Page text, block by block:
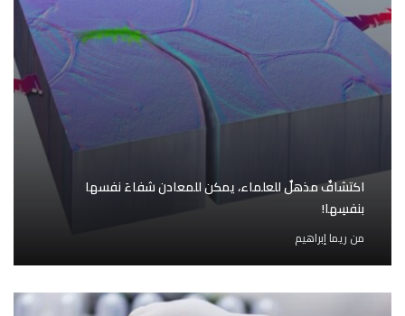
اكتشافٌ مذهلٌ للعلماء، يمكن للمعادن شفاءَ نفسها
بنفسِها!
من ريما إبراهيم